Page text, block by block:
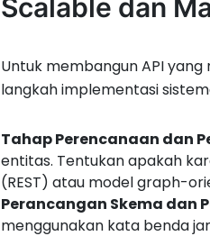
Scalable dan
Untuk membangun API
langkah implementasi
Tahap Perencanaan dan
entitas. Tentukan apakah
(REST) atau model graph-
Perancangan Skema dan
menggunakan kata benda